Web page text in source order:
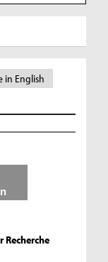
in English
Recherche